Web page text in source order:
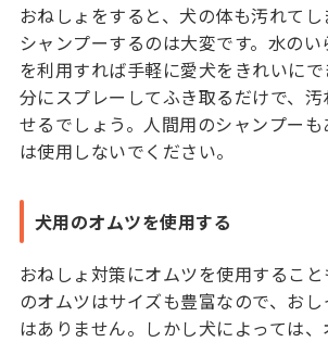
おねしょをすると、犬の体も汚れてし
シャンプーするのは大変です。水の
を利用すれば手軽に愛犬をきれいに
分にスプレーしてふき取るだけで、
せるでしょう。人間用のシャンプー
は使用しないでください。
犬用のオムツを使用する
おねしょ対策にオムツを使用するこ
のオムツはサイズも豊富なので、お
はありません。しかし犬によっては